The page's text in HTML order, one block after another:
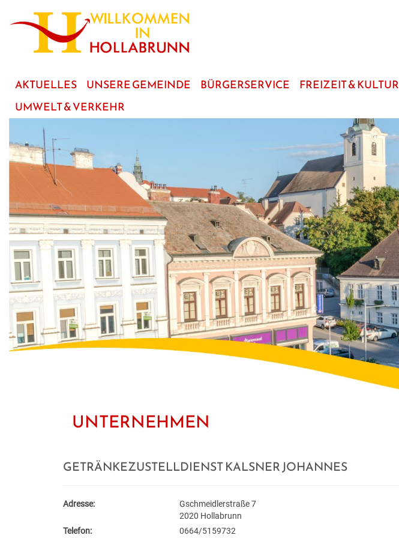
Hauptinhalt
AKTUELLES UNSERE GEMEINDE BÜRGERSERVICE FREIZEIT & KULTUR
UMWELT & VERKEHR
UNTERNEHMEN
GETRÄNKEZUSTELLDIENST KALSNER JOHANNES
Adresse:
Gschmeidlerstraße 7
2020 Hollabrunn
Telefon:
0664/5159732